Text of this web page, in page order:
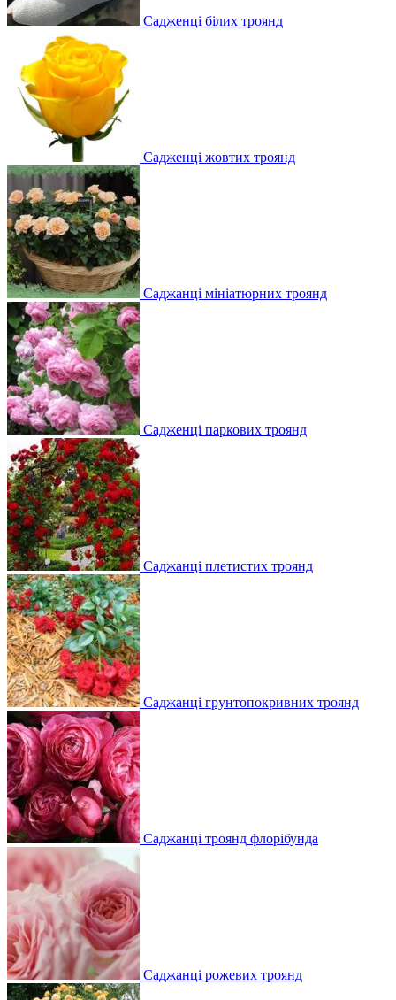
Садженці білих троянд
Садженці жовтих троянд
Саджанці мініатюрних троянд
Садженці паркових троянд
Саджанці плетистих троянд
Саджанці грунтопокривних троянд
Саджанці троянд флорібунда
Саджанці рожевих троянд